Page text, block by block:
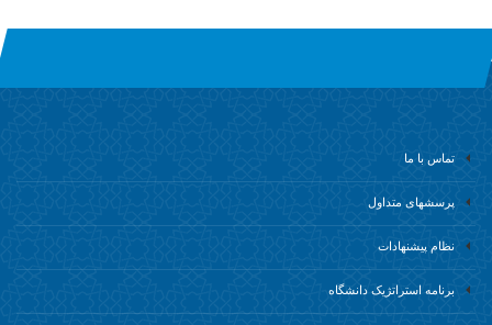
تماس با ما
پرسشهای متداول
نظام پیشنهادات
برنامه استراتژیک دانشگاه